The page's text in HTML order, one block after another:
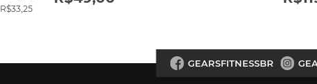
R$33,25
GEARSFITNESSBR